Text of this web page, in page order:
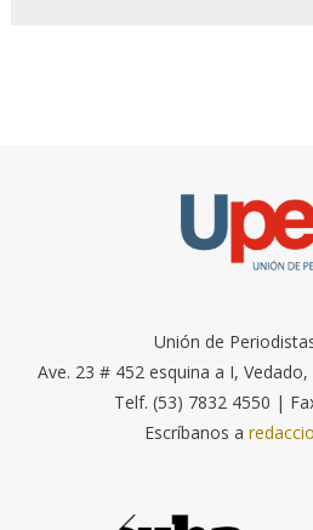
Unión de
Ave. 23 # 452 esquina a I,
Telf. (53) 7832 4550 |
Escríbanos a